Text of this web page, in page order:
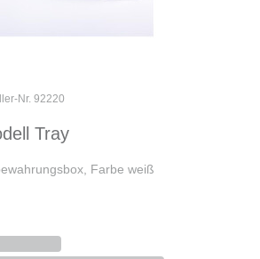
Nr. 92220
Tray
Farbe weiß